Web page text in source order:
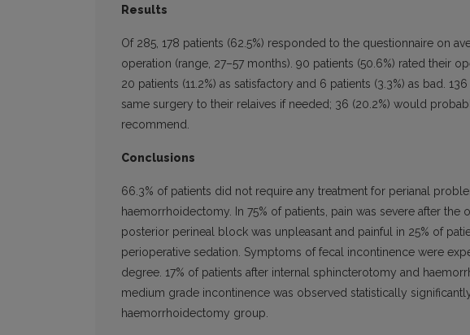
Results
Of 285, 178 patients (62.5%) responded to the questionnaire on
operation (range, 27–57 months). 90 patients (50.6%) rated their
20 patients (11.2%) as satisfactory and 6 patients (3.3%) as bad.
same surgery to their relaives if needed; 36 (20.2%) would
recommend.
Conclusions
66.3% of patients did not require any treatment for perianal
haemorrhoidectomy. In 75% of patients, pain was severe after
posterior perineal block was unpleasant and painful in 25% of
perioperative sedation. Symptoms of fecal incontinence were
degree. 17% of patients after internal sphincterotomy and
medium grade incontinence was observed statistically
haemorrhoidectomy group.